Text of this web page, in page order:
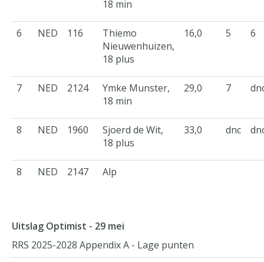
18 min
6 NED 116
Thiemo
Nieuwenhuizen,
18 plus
16,0 5 6
7 NED 2124
Ymke Munster,
18 min
29,0 7
8 NED 1960
Sjoerd de Wit,
18 plus
33,0 dnc
8 NED 2147 Alp
Uitslag Optimist - 29 mei
RRS 2025-2028 Appendix A - Lage punten